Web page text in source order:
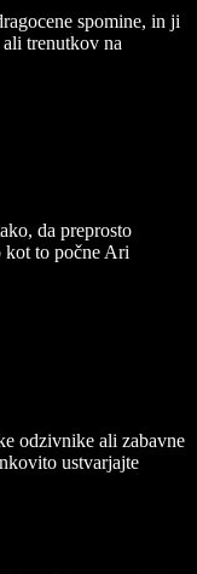
spomine, in ji
trenutkov na
da preprosto
kot to počne Ari
odzivnike ali zabavne
ustvarjajte